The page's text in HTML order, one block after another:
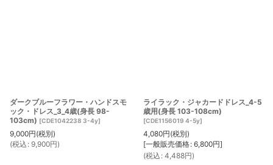
ダークブルーフラワー・ハンドスモ
ック・ドレス_3_4歳(身長 98-
103cm) [CDE1042238 3-4y]
9,000円(税別)
(税込 : 9,900円)
ライラック・ジャカードドレス_4-5
歳用(身長 103-108cm)
[CDE1156019 4-5y]
4,080円(税別)
[一般販売価格: 6,800円]
(税込 : 4,488円)